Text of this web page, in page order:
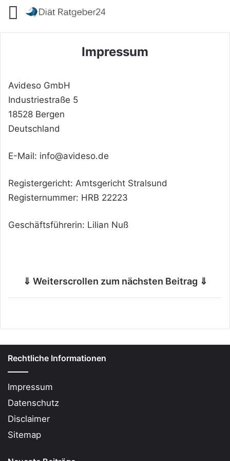
Menü
Impressum
Avideso GmbH
Industriestraße 5
18528 Bergen
Deutschland
E-Mail: info@avideso.de
Registergericht: Amtsgericht Stralsund
Registernummer: HRB 22223
Geschäftsführerin: Lilian Nuß
⇓ Weiterscrollen zum nächsten Beitrag ⇓
Rechtliche Informationen
Impressum
Datenschutz
Disclaimer
Sitemap